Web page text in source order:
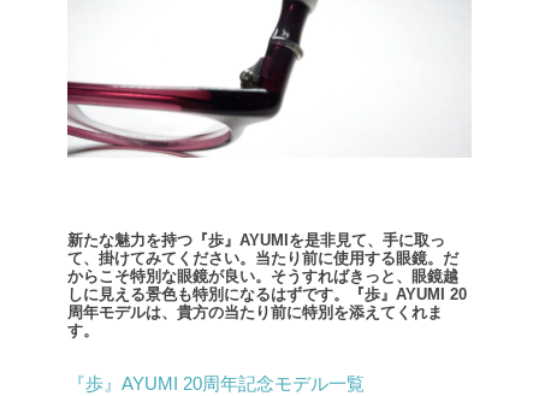
新たな魅力を持つ『歩』AYUMIを是非見て、手に取っ
て、掛けてみてください。 当たり前に使用する眼鏡。だ
からこそ特別な眼鏡が良い。 そうすればきっと、眼鏡越
しに見える景色も特別になるはずです。
『歩』AYUMI 20
周年モデルは、貴方の当たり前に特別を添えてくれま
す。
『歩』AYUMI 20周年記念モデル一覧